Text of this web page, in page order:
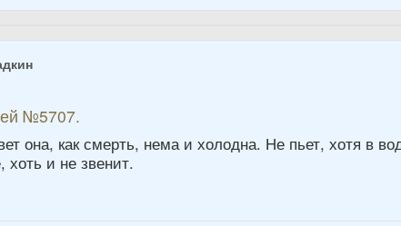
№5707.
она, как смерть, нема и холодна. Не пьет, хотя в
хоть и не звенит.